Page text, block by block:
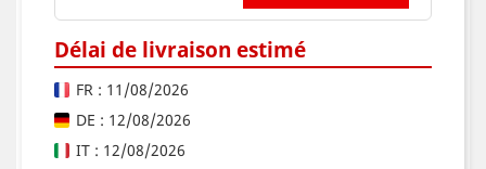
Délai de livraison estimé
FR : 11/08/2026
DE : 12/08/2026
IT : 12/08/2026